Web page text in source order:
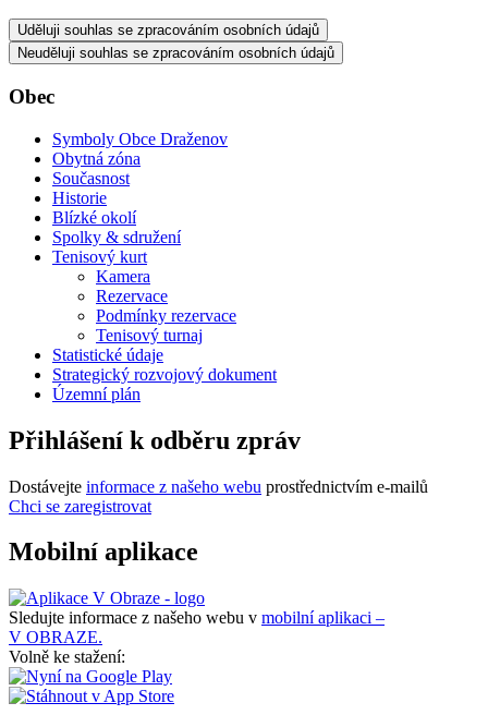
Uděluji souhlas se zpracováním osobních údajů
Neuděluji souhlas se zpracováním osobních údajů
Obec
Symboly Obce Draženov
Obytná zóna
Současnost
Historie
Blízké okolí
Spolky & sdružení
Tenisový kurt
Kamera
Rezervace
Podmínky rezervace
Tenisový turnaj
Statistické údaje
Strategický rozvojový dokument
Územní plán
Přihlášení k odběru zpráv
Dostávejte informace z našeho webu prostřednictvím e-mailů
Chci se zaregistrovat
Mobilní aplikace
Sledujte informace z našeho webu v mobilní aplikaci –
V OBRAZE.
Volně ke stažení: